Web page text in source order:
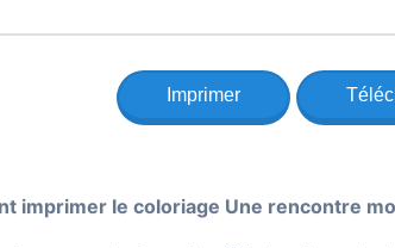
Imprimer
imprimer le coloriage Une rencontre